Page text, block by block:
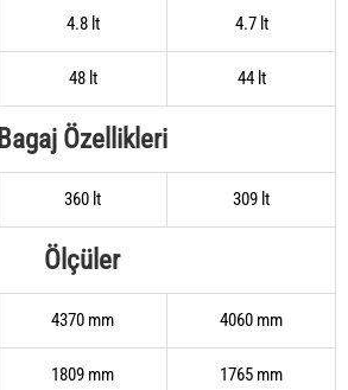
4.8 lt 4.7 lt
48 lt 44 lt
Bagaj Özellikleri
360 lt 309 lt
Ölçüler
4370 mm 4060 mm
1809 mm 1765 mm